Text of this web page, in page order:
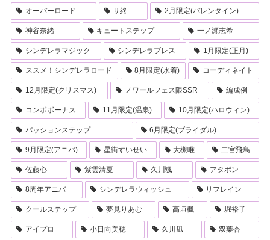
オーバーロード サ終 2月限定(バレンタイン)
神谷奈緒 キュートステップ 一ノ瀬志希
シンデレラマジック シンデレラブレス 1月限定(正月)
ススメ！シンデレラロード 8月限定(水着) コーディネイト
12月限定(クリスマス) ノワールフェス限SSR 編成例
コンボボーナス 11月限定(温泉) 10月限定(ハロウィン)
パッションステップ 6月限定(ブライダル)
9月限定(アニバ) 星街すいせい 大槻唯 二宮飛鳥
佐藤心 紫雲清夏 久川颯 アタポン
8周年アニバ シンデレラウィッシュ リフレイン
クールステップ 夢見りあむ 高垣楓 堀裕子
アイプロ 小日向美穂 久川凪 双葉杏